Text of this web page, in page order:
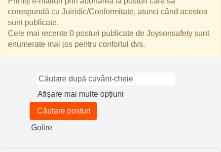
corespundă cu Juiridic/Conformitate, atunci când acestea
sunt publicate.
Cele mai recente 0 posturi publicate de Joysonsafety sunt
enumerate mai jos pentru confortul dvs.
Afișare mai multe opțiuni
Golire